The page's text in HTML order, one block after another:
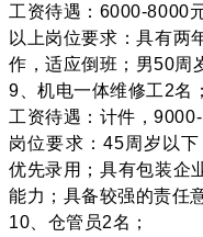
工资待遇：6000-8000
以上岗位要求：具有两
作，适应倒班；男50周
9、机电一体维修工2名；
工资待遇：计件，9000-
岗位要求：45周岁以
优先录用；具有包装企
能力；具备较强的责任
10、仓管员2名；